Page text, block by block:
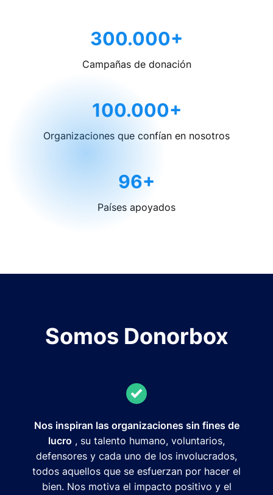
300.000+
Campañas de donación
100.000+
Organizaciones que confían en nosotros
96+
Países apoyados
Somos Donorbox
Nos inspiran las organizaciones sin fines de
lucro , su talento humano, voluntarios,
defensores y cada uno de los involucrados,
todos aquellos que se esfuerzan por hacer el
bien. Nos motiva el impacto positivo y el